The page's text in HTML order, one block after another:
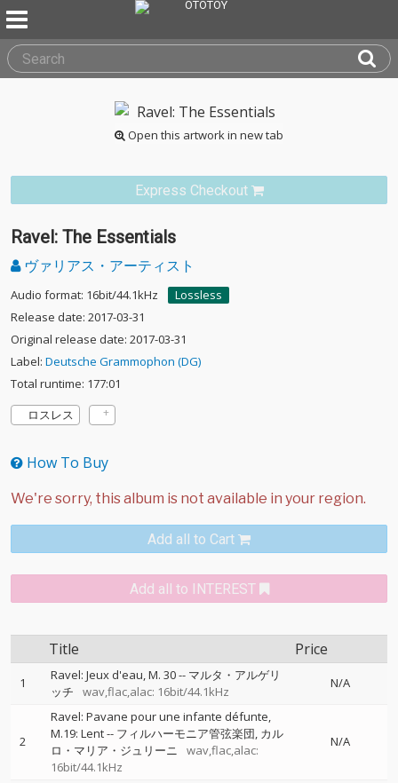
Open this artwork in new tab
Express Checkout
Ravel: The Essentials
ヴァリアス・アーティスト
Audio format: 16bit/44.1kHz
Lossless
Release date: 2017-03-31
Original release date: 2017-03-31
Label: Deutsche Grammophon (DG)
Total runtime: 177:01
ロスレス
How To Buy
Add all to Cart
Add all to INTEREST
Title Price
1 Ravel: Jeux d'eau, M. 30-- マルタ・アルゲリ
ッチ
wav,flac,alac: 16bit/44.1kHz
N/A
2
Ravel: Pavane pour une infante défunte,
M.19: Lent-- フィルハーモニア管弦楽団 カル
ロ・マリア・ジュリーニ
wav,flac,alac:
16bit/44.1kHz
N/A